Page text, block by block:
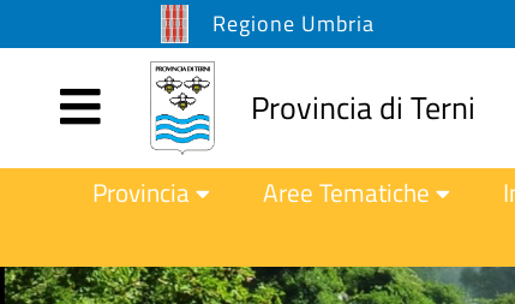
Regione Umbria
Provincia di Terni
Provincia Aree Tematiche